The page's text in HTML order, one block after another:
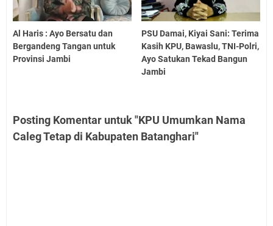
Al Haris : Ayo Bersatu dan
Bergandeng Tangan untuk
Provinsi Jambi
PSU Damai, Kiyai Sani: Terima
Kasih KPU, Bawaslu, TNI-Polri,
Ayo Satukan Tekad Bangun
Jambi
Posting Komentar untuk "KPU Umumkan Nama
Caleg Tetap di Kabupaten Batanghari"